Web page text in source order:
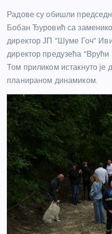
Радове су обишли
Бобан Ђуровић са
директор ЈП “Шуме Гоч”
директор предузећа
Том приликом истакнуто је
планираном динамиком.